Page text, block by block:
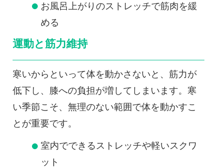
お風呂上がりのストレッチで筋肉を緩
める
運動と筋力維持
寒いからといって体を動かさないと、筋力が
低下し、膝への負担が増してしまいます。寒
い季節こそ、無理のない範囲で体を動かすこ
とが重要です。
室内でできるストレッチや軽いスクワ
ット